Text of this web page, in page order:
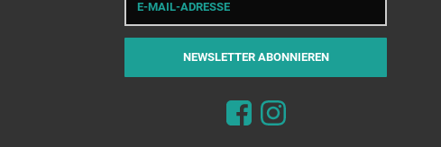
Mail-
NEWSLETTER ABONNIEREN